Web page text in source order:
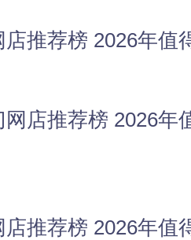
店推荐榜 2026年值
推荐榜 2026年值